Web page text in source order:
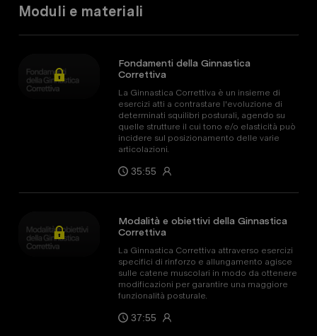
Moduli e materiali
Fondamenti della Ginnastica
Correttiva
La Ginnastica Correttiva è un insieme di
esercizi atti a contrastare l'evoluzione di
determinati squilibri posturali, agendo su
quelle strutture il cui tono e/o elasticità può
incidere sul posizionamento delle varie
articolazioni.
35:55
Modalità e obiettivi della Ginnastica
Correttiva
La Ginnastica Correttiva attraverso esercizi
specifici di rinforzo e allungamento agisce
sulle catene muscolari in modo da ottenere
modificazioni per garantire una maggiore
funzionalità posturale.
37:55